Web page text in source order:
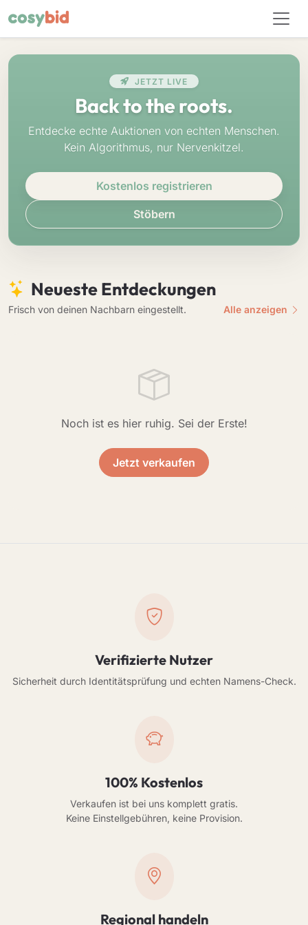
JETZT LIVE
Back to the roots.
Entdecke echte Auktionen von echten Menschen.
Kein Algorithmus, nur Nervenkitzel.
Kostenlos registrieren
Stöbern
Neueste Entdeckungen
Frisch von deinen Nachbarn eingestellt. Alle anzeigen
Noch ist es hier ruhig. Sei der Erste!
Jetzt verkaufen
Verifizierte Nutzer
Sicherheit durch Identitätsprüfung und echten Namens-Check.
100% Kostenlos
Verkaufen ist bei uns komplett gratis.
Keine Einstellgebühren, keine Provision.
Regional handeln